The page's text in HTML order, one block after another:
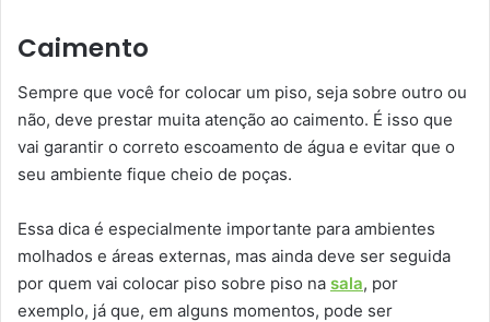
Caimento
Sempre que você for colocar um piso, seja sobre outro ou
não, deve prestar muita atenção ao caimento. É isso que
vai garantir o correto escoamento de água e evitar que o
seu ambiente fique cheio de poças.
Essa dica é especialmente importante para ambientes
molhados e áreas externas, mas ainda deve ser seguida
por quem vai colocar piso sobre piso na sala, por
exemplo, já que, em alguns momentos, pode ser